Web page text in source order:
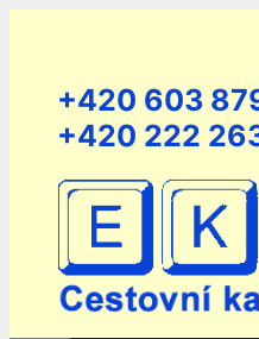
+420 603
+420 222